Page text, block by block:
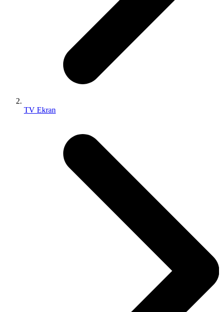
TV Ekran